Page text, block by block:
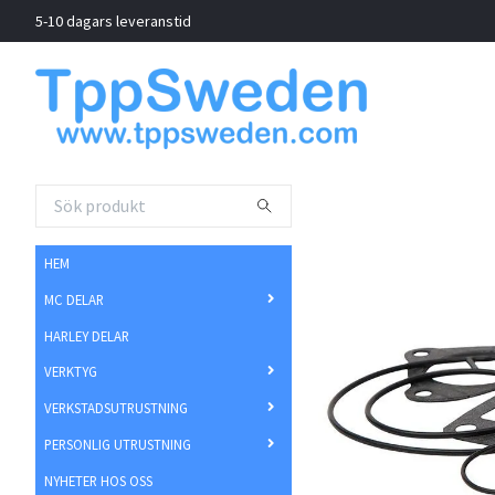
5-10 dagars leveranstid
HEM
MC DELAR
HARLEY DELAR
VERKTYG
VERKSTADSUTRUSTNING
PERSONLIG UTRUSTNING
NYHETER HOS OSS